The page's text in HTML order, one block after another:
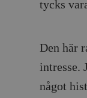
tycks
Den här
intresse.
något
_gat_UA-19195086-1
mailchimp_landing_site